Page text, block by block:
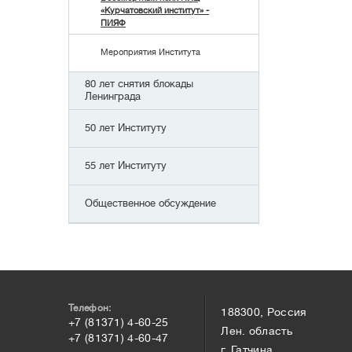
«Курчатовский институт» -
ПИЯФ
Мероприятия Института
80 лет снятия блокады
Ленинграда
50 лет Институту
55 лет Институту
Общественное обсуждение
Телефон:
+7 (81371) 4-60-25
+7 (81371) 4-60-47
188300, Россия
Лен. область